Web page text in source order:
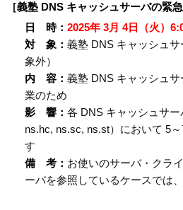
［義塾 DNS キャッシュサーバの緊
日 時： 2025年 3月 4日（火）
対 象： 義塾 DNS キャッシュ
象外）
内 容： 義塾 DNS キャッシュ
業のため
影 響： 各 DNS キャッシュサ
ns.hc, ns.sc, ns.st）において 5
す
備 考： お使いのサーバ・クラ
ーバを参照しているケースでは